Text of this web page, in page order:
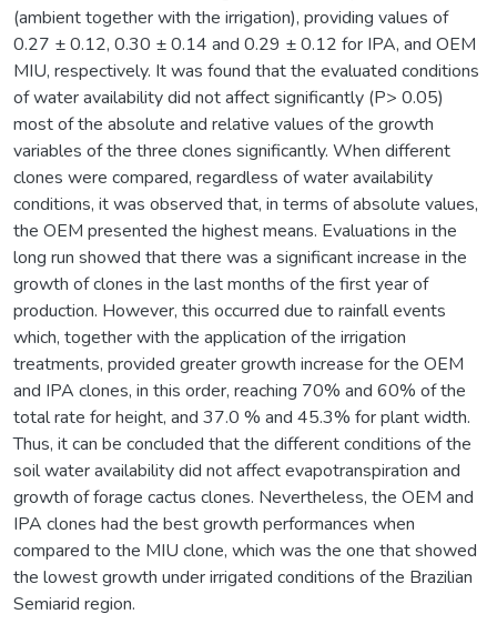
(ambient together with the irrigation), providing values of
0.27 ± 0.12, 0.30 ± 0.14 and 0.29 ± 0.12 for IPA, and OEM
MIU, respectively. It was found that the evaluated conditions
of water availability did not affect significantly (P> 0.05)
most of the absolute and relative values of the growth
variables of the three clones significantly. When different
clones were compared, regardless of water availability
conditions, it was observed that, in terms of absolute values,
the OEM presented the highest means. Evaluations in the
long run showed that there was a significant increase in the
growth of clones in the last months of the first year of
production. However, this occurred due to rainfall events
which, together with the application of the irrigation
treatments, provided greater growth increase for the OEM
and IPA clones, in this order, reaching 70% and 60% of the
total rate for height, and 37.0 % and 45.3% for plant width.
Thus, it can be concluded that the different conditions of the
soil water availability did not affect evapotranspiration and
growth of forage cactus clones. Nevertheless, the OEM and
IPA clones had the best growth performances when
compared to the MIU clone, which was the one that showed
the lowest growth under irrigated conditions of the Brazilian
Semiarid region.